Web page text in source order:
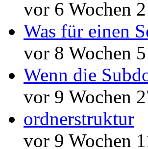
vor 6 Wochen 2
Was für einen
vor 8 Wochen 5
Wenn die
vor 9 Wochen
ordnerstruktur
vor 9 Wochen